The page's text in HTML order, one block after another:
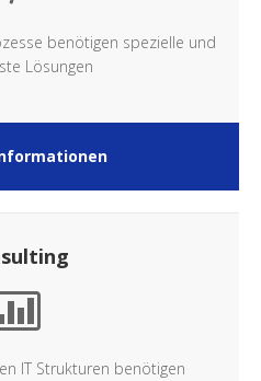
benötigen spezielle und
Lösungen
IT Strukturen benötigen